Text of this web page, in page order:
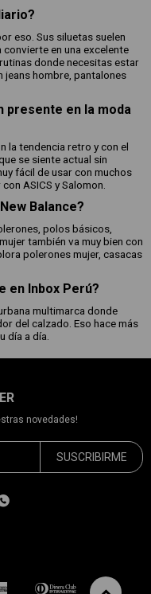
eso. Sus siluetas suelen
en una excelente
donde necesitas estar
jeans hombre, pantalones
presente en la moda
la tendencia retro y con el
se siente actual sin
fácil de usar con muchos
ASICS y Salomon.
Balance?
polos básicos,
también va muy bien con
polerones mujer, casacas
en Inbox Perú?
multimarca donde
del calzado. Eso hace más
día a día.
novedades!
SUSCRIBIRME